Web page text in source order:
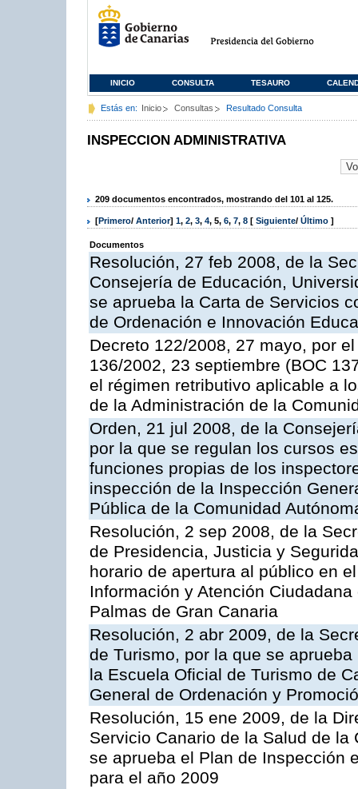
INICIO CONSULTA TESAURO
Estás en: Inicio Consultas Resultado Consulta
INSPECCION ADMINISTRATIVA
209 documentos encontrados, mostrando del 101 al 125.
[Primero/ Anterior] 1, 2, 3, 4, 5, 6, 7, 8 [ Siguiente/ Último ]
Documentos
Resolución, 27 feb 2008, de la
Consejería de Educación,
se aprueba la Carta de Servicios
de Ordenación e Innovación
Decreto 122/2008, 27 mayo, por
136/2002, 23 septiembre (BOC
el régimen retributivo aplicable a
de la Administración de la
Orden, 21 jul 2008, de la
por la que se regulan los cursos
funciones propias de los
inspección de la Inspección
Pública de la Comunidad
Resolución, 2 sep 2008, de la
de Presidencia, Justicia y
horario de apertura al público en
Información y Atención
Palmas de Gran Canaria
Resolución, 2 abr 2009, de la
de Turismo, por la que se
la Escuela Oficial de Turismo de
General de Ordenación y
Resolución, 15 ene 2009, de la
Servicio Canario de la Salud de
se aprueba el Plan de Inspección
para el año 2009